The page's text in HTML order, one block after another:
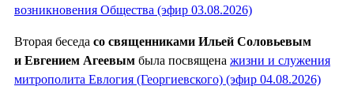
возникновения Общества (эфир 03.08.2026)
Вторая беседа со священниками Ильей Соловьевым
и Евгением Агеевым была посвящена жизни и служения
митрополита Евлогия (Георгиевского) (эфир 04.08.2026)